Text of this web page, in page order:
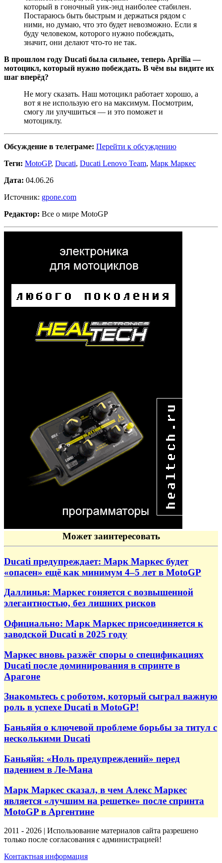
который в гоночный уик-энд наиболее стабилен.
Постараюсь быть быстрым и держаться рядом с
ними, но думаю, что это будет невозможно. Если я
буду человеком, которого нужно побеждать,
значит, они делают что-то не так.
В прошлом году Ducati была сильнее, теперь Aprilia —
мотоцикл, который нужно побеждать. В чём вы видите их
шаг вперёд?
Не могу сказать. Наш мотоцикл работает хорошо, а
вот я не использую его на максимум. Посмотрим,
смогу ли улучшиться — и это поможет и
мотоциклу.
Обсуждение в телеграме: Перейти к обсуждению
Теги: MotoGP, Ducati, Ducati Lenovo Team, Марк Маркес
Дата: 04.06.26
Источник: gpone.com
Редактор: Все о мире MotoGP
Может заинтересовать
Ducati предупреждает: Марк Маркес будет
«опасен» ещё как минимум 4–5 лет в MotoGP
Даллинья: Маркес гоняется с возвышенной
элегантностью, без лишних рисков
Официально: Марк Маркес присоединяется к
заводской Ducati в 2025 году
Маркес вновь разжёг споры о спецификациях
Ducati после доминирования в спринте в
Арагоне
Знакомьтесь с роботом, который сыграл важную
роль в успехе Ducati в MotoGP!
Баньяйя о ключевой проблеме борьбы за титул с
несколькими Ducati
Баньяйя: «Ноль предупреждений» перед
падением в Ле-Мана
Марк Маркес сказал, в чем Алекс Маркес
является «лучшим на решетке» после спринта
MotoGP в Аргентине
2011 - 2026 | Использование материалов сайта разрешено
только после согласования с администрацией!
Контактная информация